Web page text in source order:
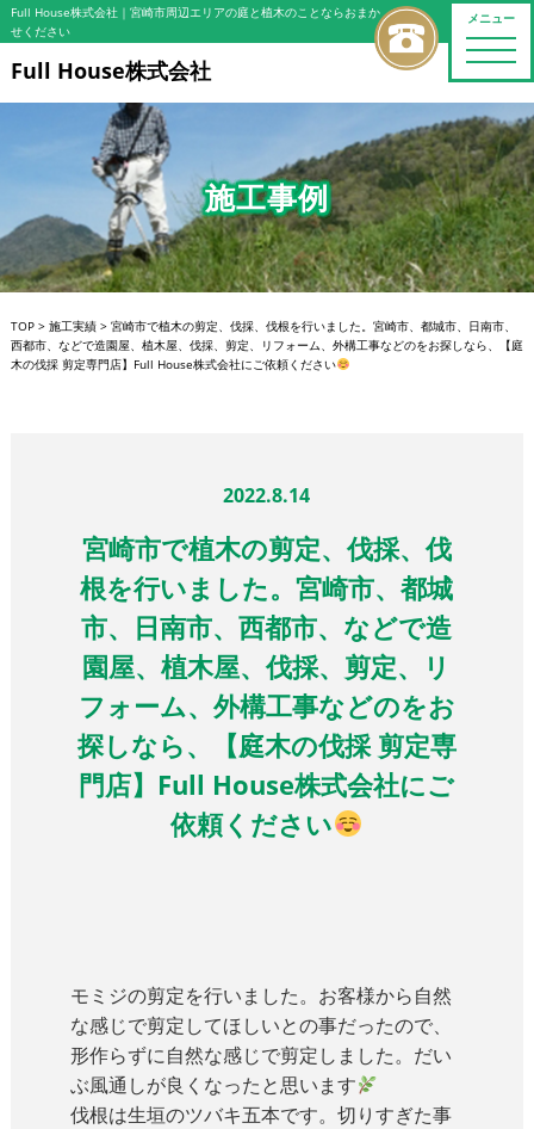
メニュー
toggle
Full House株式会社｜宮崎市周辺エリアの庭と植木のことならおまか
せください
Full House株式会社
施工事例
TOP> 施工実績> 宮崎市で植木の剪定、伐採、伐根を行いました。宮崎市、都城市、日南市、
西都市、などで造園屋、植木屋、伐採、剪定、リフォーム、外構工事などのをお探しなら、【庭
木の伐採 剪定専門店】Full House株式会社にご依頼ください
2022.8.14
宮崎市で植木の剪定、伐採、伐
根を行いました。宮崎市、都城
市、日南市、西都市、などで造
園屋、植木屋、伐採、剪定、リ
フォーム、外構工事などのをお
探しなら、【庭木の伐採 剪定専
門店】Full House株式会社にご
依頼ください
モミジの剪定を行いました。お客様から自然
な感じで剪定してほしいとの事だったので、
形作らずに自然な感じで剪定しました。だい
ぶ風通しが良くなったと思います
伐根は生垣のツバキ五本です。切りすぎた事